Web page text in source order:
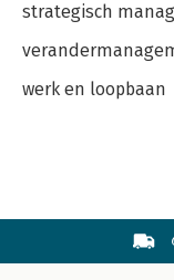
strategisch
werk en loopbaan